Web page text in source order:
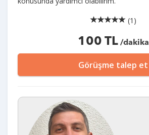
(1)
100 TL/dakika
Görüşme talep et